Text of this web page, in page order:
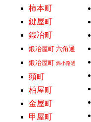
柿本町
鍵屋町
鍛冶町
鍛冶屋町 六角通
鍛冶屋町 錦小路通
頭町
柏屋町
金屋町
甲屋町